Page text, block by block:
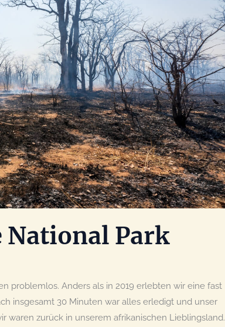
National Park
problemlos. Anders als in 2019 erlebten wir eine fast
insgesamt 30 Minuten war alles erledigt und unser
waren zurück in unserem afrikanischen Lieblingsland.